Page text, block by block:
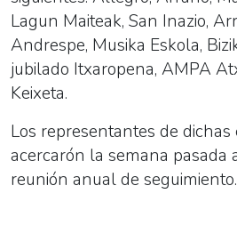
Lagun Maiteak, San Inazio,
Andrespe, Musika Eskola,
jubilado Itxaropena, AMPA
Keixeta.
Los representantes de dichas
acercarón la semana pasada
reunión anual de seguimiento.